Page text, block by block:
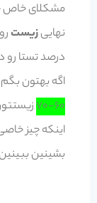
مشکلای خاص
نهاییزیست
درصد تستا
اگه بهتون
60-70
اینکه چیز
بشینین